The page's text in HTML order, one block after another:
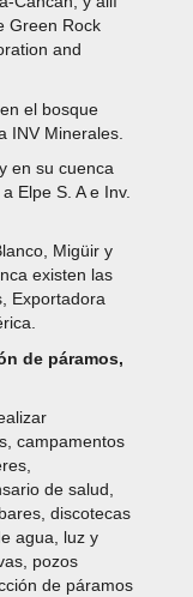
Green Rock
and
el bosque
INV Minerales.
en su cuenca
Elpe S. A e Inv.
Migüir y
existen las
Exportadora
de páramos,
campamentos
de salud,
discotecas
agua, luz y
pozos
de páramos